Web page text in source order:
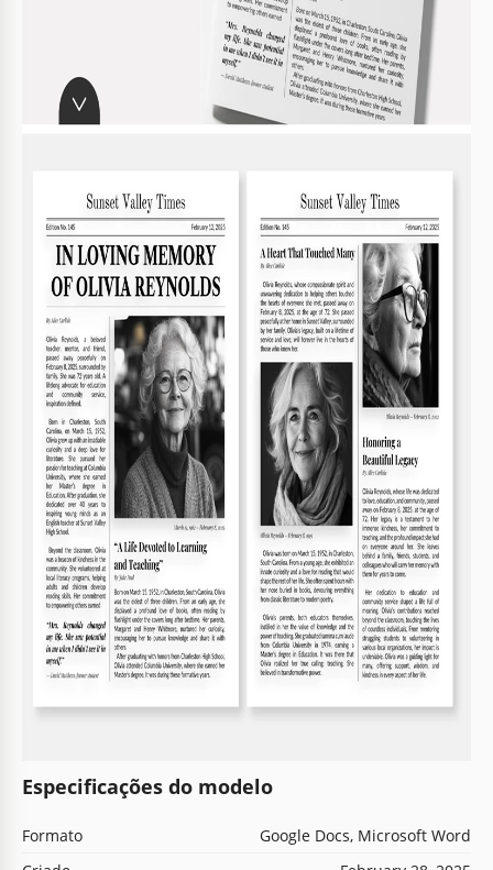
Especificações do modelo
Formato
Google Docs, Microsoft Word